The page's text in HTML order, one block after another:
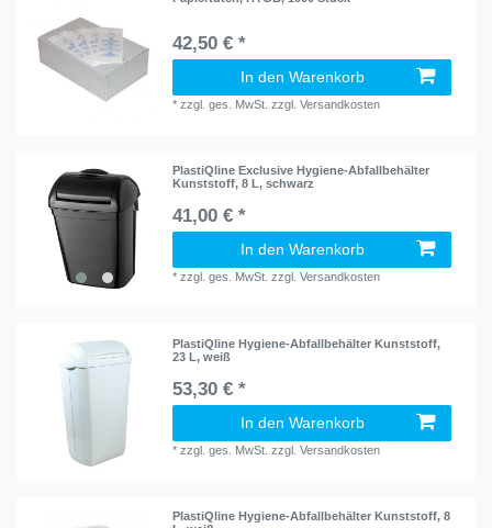
42,50 € *
In den Warenkorb
*zzgl. ges. MwSt. zzgl.Versandkosten
PlastiQline Exclusive Hygiene-Abfallbehälter
Kunststoff, 8 L, schwarz
41,00 € *
In den Warenkorb
*zzgl. ges. MwSt. zzgl.Versandkosten
PlastiQline Hygiene-Abfallbehälter Kunststoff,
23 L, weiß
53,30 € *
In den Warenkorb
*zzgl. ges. MwSt. zzgl.Versandkosten
PlastiQline Hygiene-Abfallbehälter Kunststoff, 8